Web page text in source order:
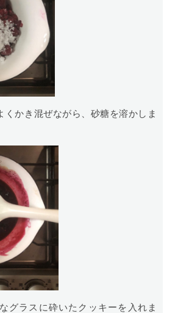
くかき混ぜながら、砂糖を溶かしま
グラスに砕いたクッキーを入れま